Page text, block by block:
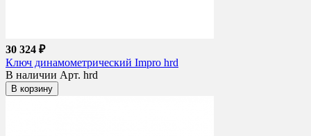
30 324 ₽
Ключ динамометрический Impro hrd
В наличии Арт. hrd
В корзину